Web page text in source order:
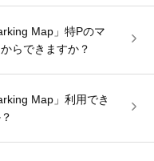
Map」特Pのマ
らできますか？
Map」利用でき